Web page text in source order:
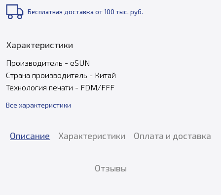
Бесплатная доставка от 100 тыс. руб.
Характеристики
Производитель - eSUN
Страна производитель - Китай
Технология печати - FDM/FFF
Все характеристики
Описание Характеристики Оплата и доставка
Отзывы